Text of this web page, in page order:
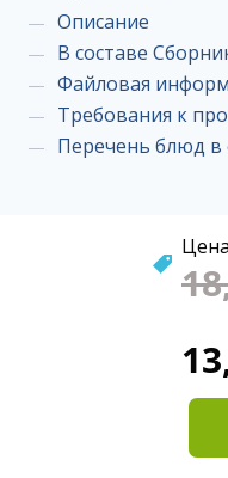
Описание
В составе
Файловая
Требования к
Перечень блюд в
Цена